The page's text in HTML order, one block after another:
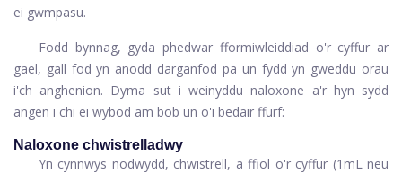
ei gwmpasu.
Fodd bynnag, gyda phedwar fformiwleiddiad o'r cyffur ar
gael, gall fod yn anodd darganfod pa un fydd yn gweddu orau
i'ch anghenion. Dyma sut i weinyddu naloxone a'r hyn sydd
angen i chi ei wybod am bob un o'i bedair ffurf:
Naloxone chwistrelladwy
Yn cynnwys nodwydd, chwistrell, a ffiol o'r cyffur (1mL neu